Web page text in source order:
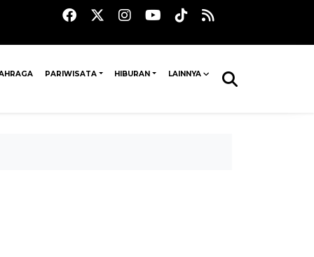
PARIWISATA HIBURAN LAINNYA